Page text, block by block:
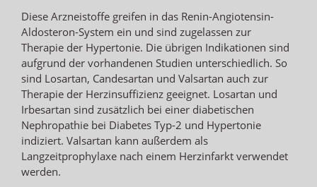
Diese Arzneistoffe greifen in das Renin-Angiotensin-
Aldosteron-System ein und sind zugelassen zur
Therapie der Hypertonie. Die übrigen Indikationen sind
aufgrund der vorhandenen Studien unterschiedlich. So
sind Losartan, Candesartan und Valsartan auch zur
Therapie der Herzinsuffizienz geeignet. Losartan und
Irbesartan sind zusätzlich bei einer diabetischen
Nephropathie bei Diabetes Typ-2 und Hypertonie
indiziert. Valsartan kann außerdem als
Langzeitprophylaxe nach einem Herzinfarkt verwendet
werden.